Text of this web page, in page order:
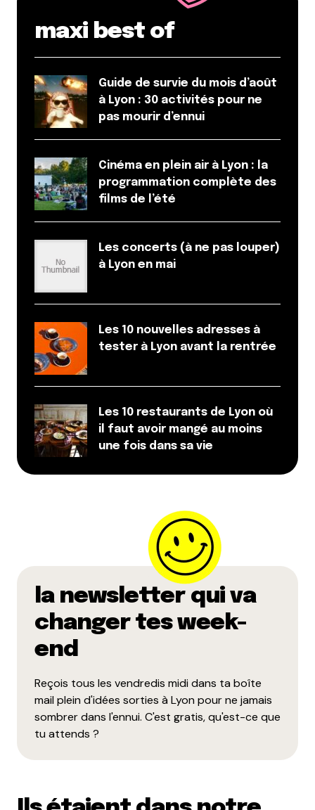
maxi best of
Guide de survie du mois d’août
à Lyon : 30 activités pour ne
pas mourir d’ennui
Cinéma en plein air à Lyon : la
programmation complète des
films de l’été
Les concerts (à ne pas louper)
à Lyon en mai
Les 10 nouvelles adresses à
tester à Lyon avant la rentrée
Les 10 restaurants de Lyon où
il faut avoir mangé au moins
une fois dans sa vie
la newsletter qui va
changer tes week-
end
Reçois tous les vendredis midi dans ta boîte
mail plein d'idées sorties à Lyon pour ne jamais
sombrer dans l'ennui. C'est gratis, qu'est-ce que
tu attends ?